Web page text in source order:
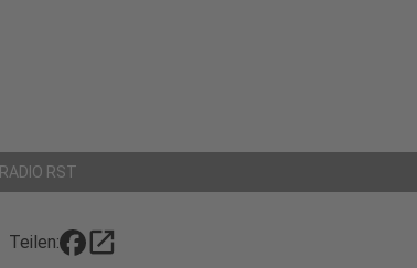
RADIO RST
Teilen: open_in_new